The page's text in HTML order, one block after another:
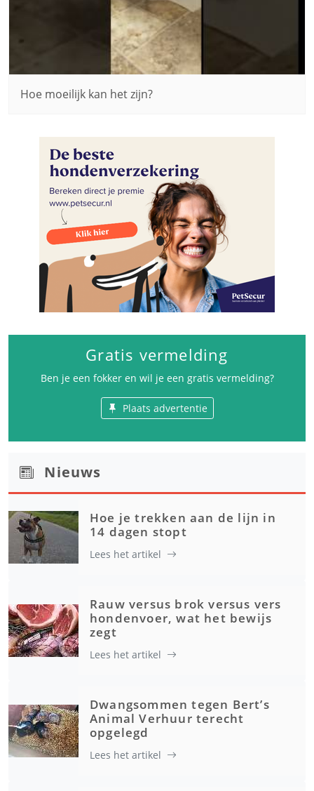
Hoe moeilijk kan het zijn?
Gratis vermelding
Ben je een fokker en wil je een gratis vermelding?
Plaats advertentie
Nieuws
Hoe je trekken aan de lijn in
14 dagen stopt
Lees het artikel
Rauw versus brok versus vers
hondenvoer, wat het bewijs
zegt
Lees het artikel
Dwangsommen tegen Bert’s
Animal Verhuur terecht
opgelegd
Lees het artikel